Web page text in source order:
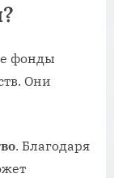
фонды
Они
. Благодаря